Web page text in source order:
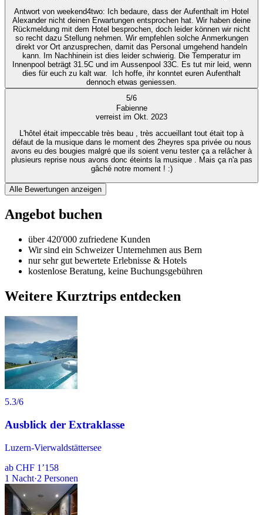
Antwort von weekend4two: Ich bedaure, dass der Aufenthalt im Hotel
Alexander nicht deinen Erwartungen entsprochen hat. Wir haben deine
Rückmeldung mit dem Hotel besprochen, doch leider können wir nicht
so recht dazu Stellung nehmen. Wir empfehlen solche Anmerkungen
direkt vor Ort anzusprechen, damit das Personal umgehend handeln
kann. Im Nachhinein ist dies leider schwierig. Die Temperatur im
Innenpool beträgt 31.5C und im Aussenpool 33C. Es tut mir leid, wenn
dies für euch zu kalt war. Ich hoffe, ihr konntet euren Aufenthalt
dennoch etwas geniessen.
5/6
Fabienne
verreist im Okt. 2023
L'hôtel était impeccable très beau , très accueillant tout était top à
défaut de la musique dans le moment des 2heyres spa privée ou nous
avons eu des bougies malgré que ils soient venu tester ça a relâcher à
plusieurs reprise nous avons donc éteints la musique . Mais ça n'a pas
gâché notre moment ! :)
Alle Bewertungen anzeigen
Angebot buchen
über 420'000 zufriedene Kunden
Wir sind ein Schweizer Unternehmen aus Bern
nur sehr gut bewertete Erlebnisse & Hotels
kostenlose Beratung, keine Buchungsgebühren
Weitere Kurztrips entdecken
5.3/6
Ausblick der Extraklasse
Luzern-Vierwaldstättersee
ab CHF 1’158
1 Nacht·2 Personen